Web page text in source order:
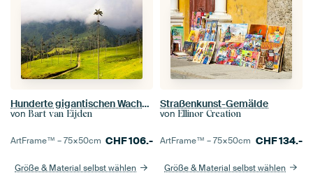
Hunderte gigantischen Wachspalmen, im Nationalpark Valle de Cocora, Kolumbien
von Bart van Eijden
ArtFrame™ –75×50cm CHF106.-
Größe & Material selbst wählen
Straßenkunst-Gemälde
von Ellinor Creation
ArtFrame™ –75×50cm CHF134.-
Größe & Material selbst wählen